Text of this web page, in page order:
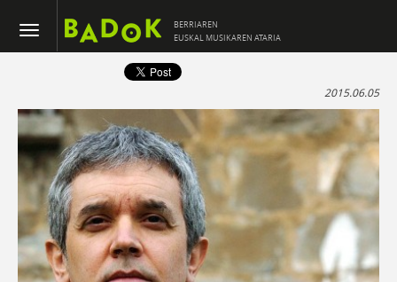
BERRIAREN
EUSKAL MUSIKAREN ATARIA
2015.06.05